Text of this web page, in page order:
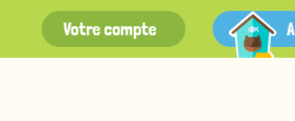
Votre compte